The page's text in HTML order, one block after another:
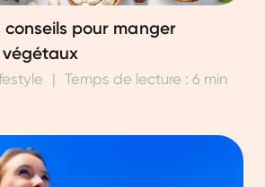
conseils pour manger
| Temps de lecture : 6 min